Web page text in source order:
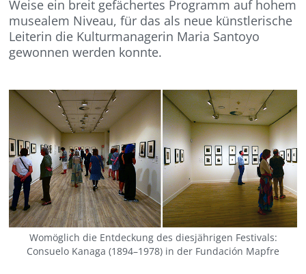
Weise ein breit gefächertes Programm auf hohem
musealem Niveau, für das als neue künstlerische
Leiterin die Kulturmanagerin Maria Santoyo
gewonnen werden konnte.
Womöglich die Entdeckung des diesjährigen Festivals:
Consuelo Kanaga (1894–1978) in der Fundación Mapfre